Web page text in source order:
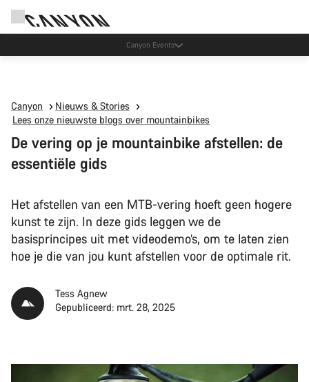
Canyon Factory Service Rotselaar
Canyon
Nieuws & Stories
Lees onze nieuwste blogs over mountainbikes
De vering op je mountainbike afstellen: de
essentiële gids
Het afstellen van een MTB-vering hoeft geen hogere
kunst te zijn. In deze gids leggen we de
basisprincipes uit met videodemo’s, om te laten zien
hoe je die van jou kunt afstellen voor de optimale rit.
Tess Agnew
Gepubliceerd: mrt. 28, 2025